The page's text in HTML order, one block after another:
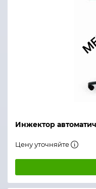
Инжектор
Цену уточняйте